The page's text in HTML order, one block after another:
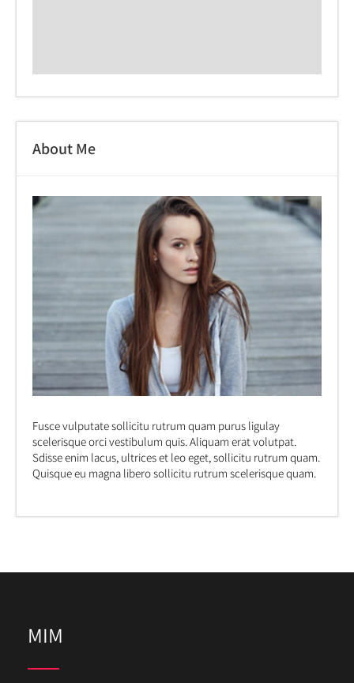
About Me
Fusce vulputate sollicitu rutrum quam purus ligulay
scelerisque orci vestibulum quis. Aliquam erat volutpat.
Sdisse enim lacus, ultrices et leo eget, sollicitu rutrum quam.
Quisque eu magna libero sollicitu rutrum scelerisque quam.
MIM